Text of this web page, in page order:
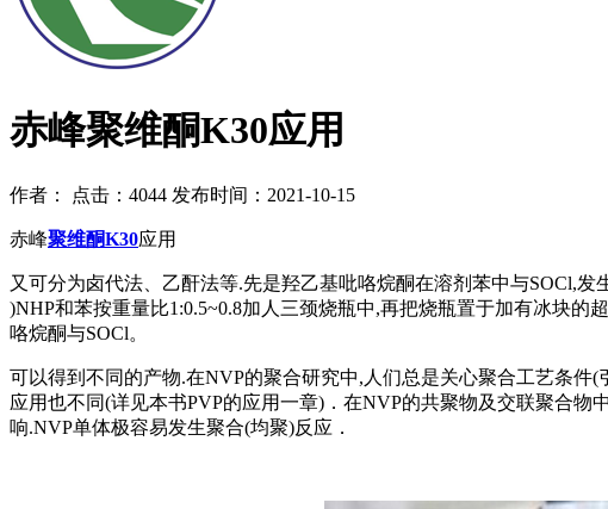
赤峰聚维酮K30应用
作者： 点击：4044 发布时间：2021-10-15
赤峰聚维酮K30应用
又可分为卤代法、乙酐法等.先是羟乙基吡咯烷酮在溶剂苯中与SOCl,
)NHP和苯按重量比1:0.5~0.8加人三颈烧瓶中,再把烧瓶置于加有冰块
咯烷酮与SOCl。
可以得到不同的产物.在NVP的聚合研究中,人们总是关心聚合工艺条
应用也不同(详见本书PVP的应用一章)．在NVP的共聚物及交联聚合
响.NVP单体极容易发生聚合(均聚)反应．